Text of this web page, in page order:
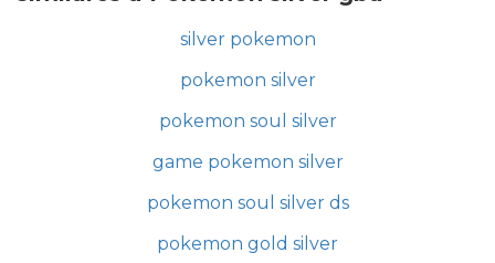
silver pokemon
pokemon silver
pokemon soul silver
game pokemon silver
pokemon soul silver ds
pokemon gold silver